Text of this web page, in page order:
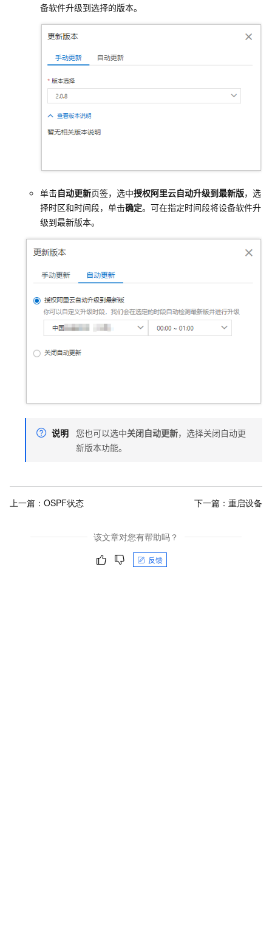
备软件升级到选择的版本。
单击自动更新页签，选中授权阿里云自动升级到最新版，选
择时区和时间段，单击确定。可在指定时间段将设备软件升
级到最新版本。
说明 您也可以选中关闭自动更新，选择关闭自动更
新版本功能。
上一篇： OSPF状态 下一篇： 重启设备
该文章对您有帮助吗？
反馈